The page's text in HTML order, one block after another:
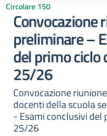
Circolare 150
Convocazione
preliminare –
del primo ciclo
25/26
Convocazione
docenti della scuola
- Esami conclusivi
25/26